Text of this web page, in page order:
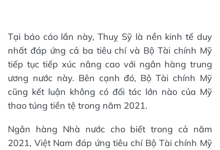
Tại báo cáo lần này, Thuỵ Sỹ là nền kinh tế duy
nhất đáp ứng cả ba tiêu chí và Bộ Tài chính Mỹ
tiếp tục tiếp xúc nâng cao với ngân hàng trung
ương nước này. Bên cạnh đó, Bộ Tài chính Mỹ
cũng kết luận không có đối tác lớn nào của Mỹ
thao túng tiền tệ trong năm 2021.
Ngân hàng Nhà nước cho biết trong cả năm
2021, Việt Nam đáp ứng tiêu chí Bộ Tài chính Mỹ